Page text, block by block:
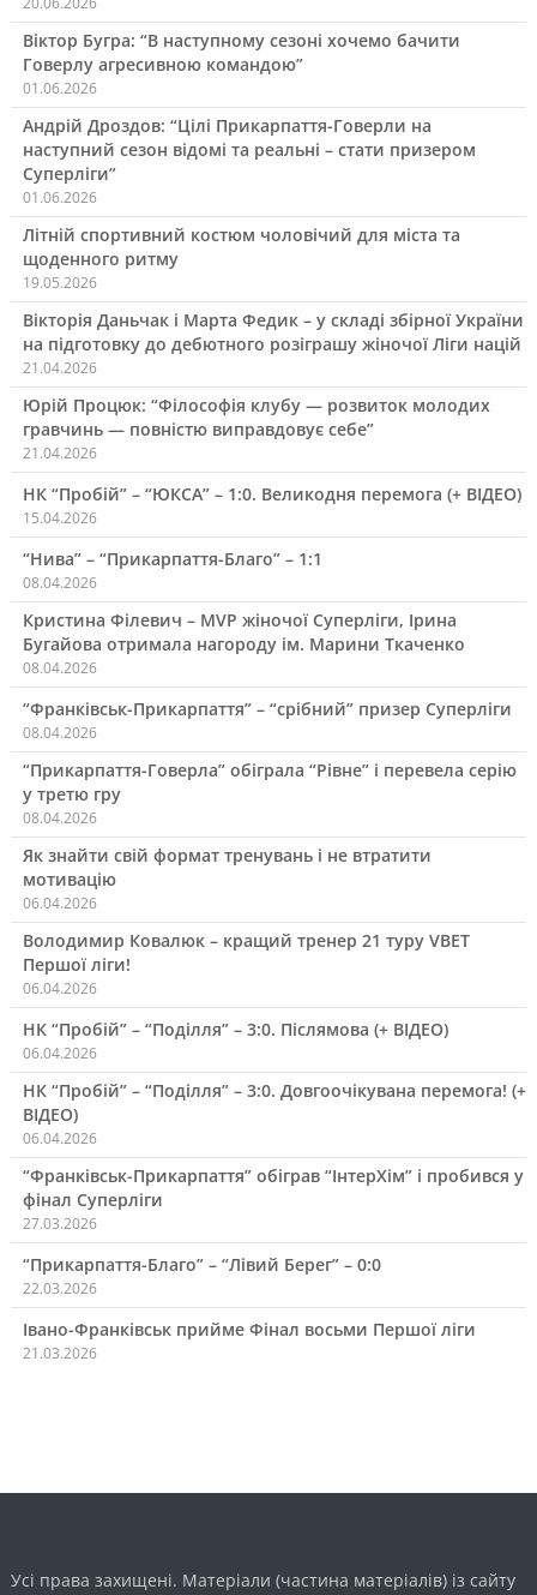
Віктор Бугра: “В наступному сезоні хочемо бачити
Говерлу агресивною командою”
01.06.2026
Андрій Дроздов: “Цілі Прикарпаття-Говерли на
наступний сезон відомі та реальні – стати призером
Суперліги”
01.06.2026
Літній спортивний костюм чоловічий для міста та
щоденного ритму
19.05.2026
Вікторія Даньчак і Марта Федик – у складі збірної України
на підготовку до дебютного розіграшу жіночої Ліги націй
21.04.2026
Юрій Процюк: “Філософія клубу — розвиток молодих
гравчинь — повністю виправдовує себе”
21.04.2026
НК “Пробій” – “ЮКСА” – 1:0. Великодня перемога (+ ВІДЕО)
15.04.2026
“Нива” – “Прикарпаття-Благо” – 1:1
08.04.2026
Кристина Філевич – MVP жіночої Суперліги, Ірина
Бугайова отримала нагороду ім. Марини Ткаченко
08.04.2026
“Франківськ-Прикарпаття” – “срібний” призер Суперліги
08.04.2026
“Прикарпаття-Говерла” обіграла “Рівне” і перевела серію
у третю гру
08.04.2026
Як знайти свій формат тренувань і не втратити
мотивацію
06.04.2026
Володимир Ковалюк – кращий тренер 21 туру VBET
Першої ліги!
06.04.2026
НК “Пробій” – “Поділля” – 3:0. Післямова (+ ВІДЕО)
06.04.2026
НК “Пробій” – “Поділля” – 3:0. Довгоочікувана перемога! (+
ВІДЕО)
06.04.2026
“Франківськ-Прикарпаття” обіграв “ІнтерХім” і пробився у
фінал Суперліги
27.03.2026
“Прикарпаття-Благо” – “Лівий Берег” – 0:0
22.03.2026
Івано-Франківськ прийме Фінал восьми Першої ліги
21.03.2026
Усі права захищені. Матеріали (частина матеріалів) із сайту